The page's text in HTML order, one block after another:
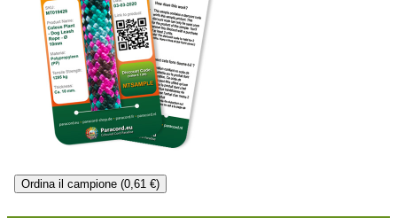
Ordina il campione (0,61 €)